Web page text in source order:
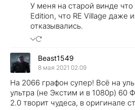
У меня на старой винде
Edition, что RE Village даже
отказывались.
Beast1549
8 мая 2021 02:09
На 2066 графон супер! Всё на
ультра (не Экстим и в 1080р) 60
2.0 творит чудеса, в оригинале